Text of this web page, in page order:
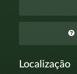
Localização